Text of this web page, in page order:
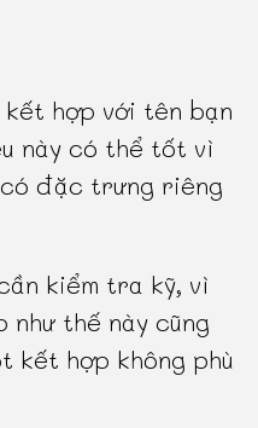
hợp với tên bạn
này có thể tốt vì
đặc trưng riêng
kiểm tra kỹ, vì
thế này cũng
kết hợp không phù